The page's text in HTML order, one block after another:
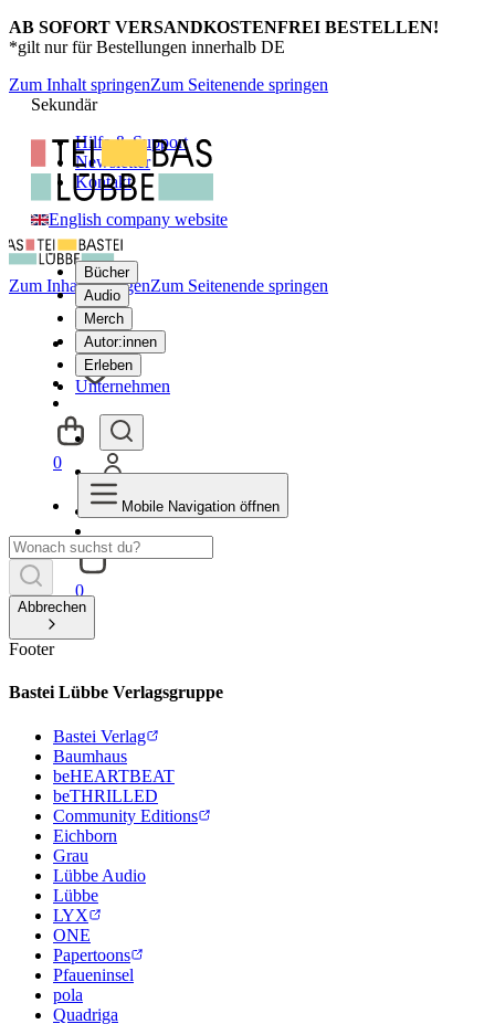
AB SOFORT VERSANDKOSTENFREI BESTELLEN!
*gilt nur für Bestellungen innerhalb DE
Zum Inhalt springenZum Seitenende springen
Sekundär
Hilfe & Support
Newsletter
Kontakt
English company website
Bücher
Audio
Merch
Autor:innen
Erleben
Unternehmen
0
Zum Inhalt springenZum Seitenende springen
0
Mobile Navigation öffnen
Abbrechen
Footer
Bastei Lübbe Verlagsgruppe
Bastei Verlag
Baumhaus
beHEARTBEAT
beTHRILLED
Community Editions
Eichborn
Grau
Lübbe Audio
Lübbe
LYX
ONE
Papertoons
Pfaueninsel
pola
Quadriga